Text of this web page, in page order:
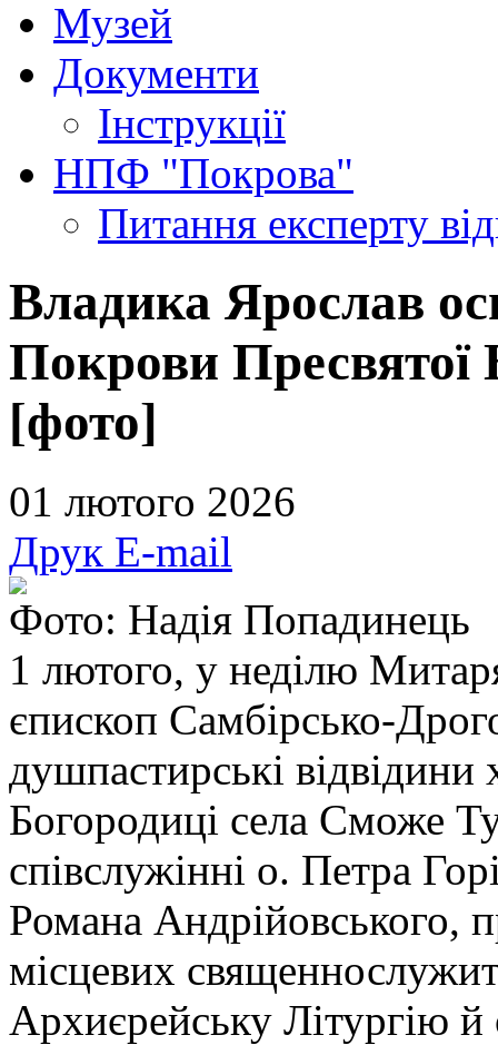
Музей
Документи
Інструкції
НПФ "Покрова"
Питання експерту
Владика Ярослав
Покрови Пресвятої
[фото]
01 лютого 2026
Друк E-mail
Фото: Надія Попадинець
1 лютого, у неділю
єпископ Самбірсько-
душпастирські
Богородиці села Сможе
співслужінні о. Петра
Романа Андрійовського,
місцевих
Архиєрейську Літургію й